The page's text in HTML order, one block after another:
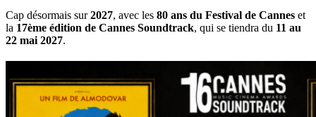
Cap désormais sur2027, avec les 80 ans du Festival de Cannes et
la 17ème édition de Cannes Soundtrack, qui se tiendra du 11 au
22 mai 2027.